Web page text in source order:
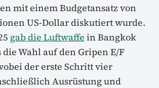
mit einem Budgetansatz von
US-Dollar diskutiert wurde.
gab die Luftwaffe in Bangkok
die Wahl auf den Gripen E/F
der erste Schritt vier
Ausrüstung und